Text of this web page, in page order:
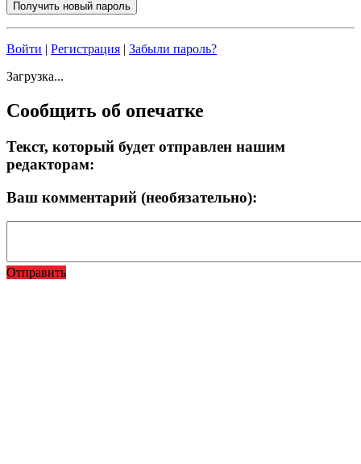
Войти | Регистрация | Забыли пароль?
Загрузка...
Сообщить об опечатке
Текст, который будет отправлен нашим
редакторам:
Ваш комментарий (необязательно):
Отправить